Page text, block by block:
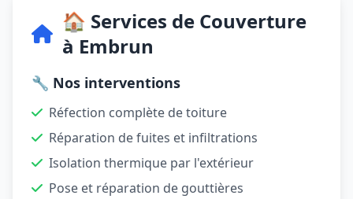
🏠 Services de Couverture
à Embrun
🔧 Nos interventions
Réfection complète de toiture
Réparation de fuites et infiltrations
Isolation thermique par l'extérieur
Pose et réparation de gouttières